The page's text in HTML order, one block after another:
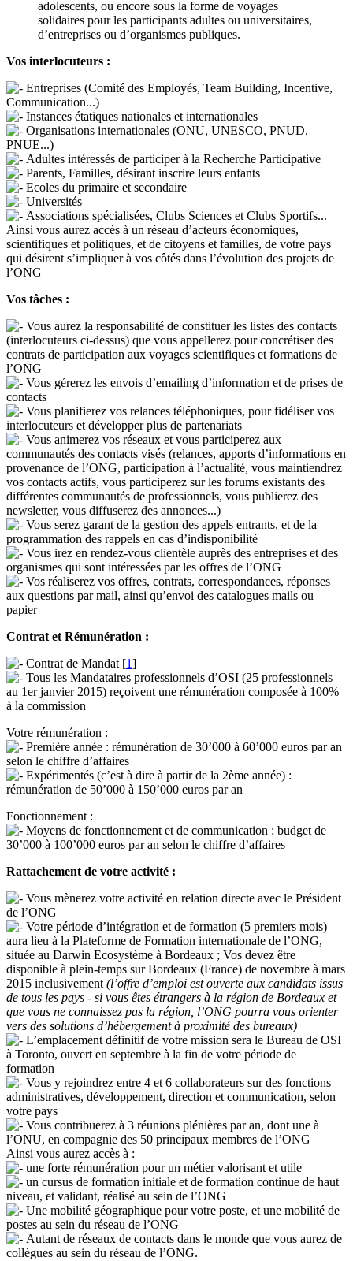
adolescents, ou encore sous la forme de voyages
solidaires pour les participants adultes ou universitaires,
d’entreprises ou d’organismes publiques.
Vos interlocuteurs :
Entreprises (Comité des Employés, Team Building, Incentive,
Communication...)
Instances étatiques nationales et internationales
Organisations internationales (ONU, UNESCO, PNUD,
PNUE...)
Adultes intéressés de participer à la Recherche Participative
Parents, Familles, désirant inscrire leurs enfants
Ecoles du primaire et secondaire
Universités
Associations spécialisées, Clubs Sciences et Clubs Sportifs...
Ainsi vous aurez accès à un réseau d’acteurs économiques,
scientifiques et politiques, et de citoyens et familles, de votre pays
qui désirent s’impliquer à vos côtés dans l’évolution des projets de
l’ONG
Vos tâches :
Vous aurez la responsabilité de constituer les listes des contacts
(interlocuteurs ci-dessus) que vous appellerez pour concrétiser des
contrats de participation aux voyages scientifiques et formations de
l’ONG
Vous gérerez les envois d’emailing d’information et de prises de
contacts
Vous planifierez vos relances téléphoniques, pour fidéliser vos
interlocuteurs et développer plus de partenariats
Vous animerez vos réseaux et vous participerez aux
communautés des contacts visés (relances, apports d’informations en
provenance de l’ONG, participation à l’actualité, vous maintiendrez
vos contacts actifs, vous participerez sur les forums existants des
différentes communautés de professionnels, vous publierez des
newsletter, vous diffuserez des annonces...)
Vous serez garant de la gestion des appels entrants, et de la
programmation des rappels en cas d’indisponibilité
Vous irez en rendez-vous clientèle auprès des entreprises et des
organismes qui sont intéressées par les offres de l’ONG
Vos réaliserez vos offres, contrats, correspondances, réponses
aux questions par mail, ainsi qu’envoi des catalogues mails ou
papier
Contrat et Rémunération :
Contrat de Mandat [1]
Tous les Mandataires professionnels d’OSI (25 professionnels
au 1er janvier 2015) reçoivent une rémunération composée à 100%
à la commission
Votre rémunération :
Première année : rémunération de 30’000 à 60’000 euros par an
selon le chiffre d’affaires
Expérimentés (c’est à dire à partir de la 2ème année) :
rémunération de 50’000 à 150’000 euros par an
Fonctionnement :
Moyens de fonctionnement et de communication : budget de
30’000 à 100’000 euros par an selon le chiffre d’affaires
Rattachement de votre activité :
Vous mènerez votre activité en relation directe avec le Président
de l’ONG
Votre période d’intégration et de formation (5 premiers mois)
aura lieu à la Plateforme de Formation internationale de l’ONG,
située au Darwin Ecosystème à Bordeaux ; Vos devez être
disponible à plein-temps sur Bordeaux (France) de novembre à mars
2015 inclusivement (l’offre d’emploi est ouverte aux candidats issus
de tous les pays - si vous êtes étrangers à la région de Bordeaux et
que vous ne connaissez pas la région, l’ONG pourra vous orienter
vers des solutions d’hébergement à proximité des bureaux)
L’emplacement définitif de votre mission sera le Bureau de OSI
à Toronto, ouvert en septembre à la fin de votre période de
formation
Vous y rejoindrez entre 4 et 6 collaborateurs sur des fonctions
administratives, développement, direction et communication, selon
votre pays
Vous contribuerez à 3 réunions plénières par an, dont une à
l’ONU, en compagnie des 50 principaux membres de l’ONG
Ainsi vous aurez accès à :
une forte rémunération pour un métier valorisant et utile
un cursus de formation initiale et de formation continue de haut
niveau, et validant, réalisé au sein de l’ONG
Une mobilité géographique pour votre poste, et une mobilité de
postes au sein du réseau de l’ONG
Autant de réseaux de contacts dans le monde que vous aurez de
collègues au sein du réseau de l’ONG.